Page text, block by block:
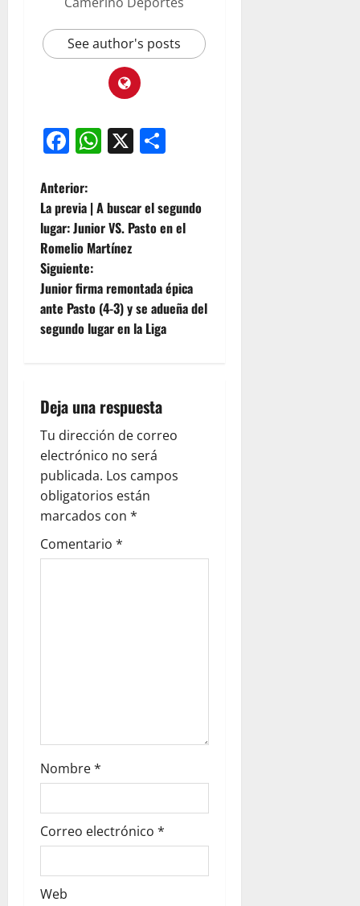
See author's posts
Facebook
WhatsApp
X
Anterior:
La previa | A buscar el segundo
lugar: Junior VS. Pasto en el
Romelio Martínez
Siguiente:
Junior firma remontada épica
ante Pasto (4-3) y se adueña del
segundo lugar en la Liga
Deja una respuesta
Tu dirección de correo
electrónico no será
publicada. Los campos
obligatorios están
marcados con *
Comentario *
Nombre*
Correo electrónico *
Web